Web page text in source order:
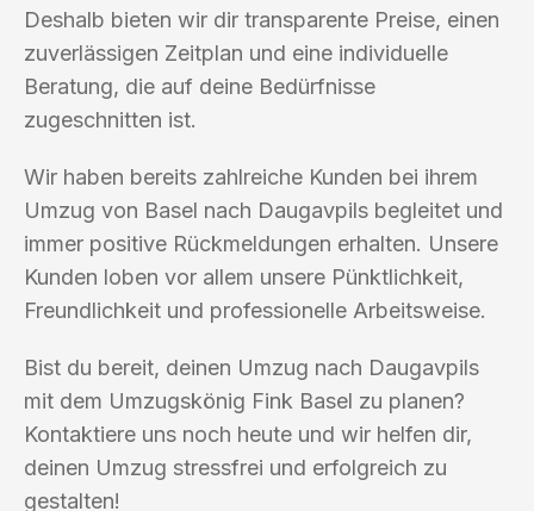
Deshalb bieten wir dir transparente Preise, einen
zuverlässigen Zeitplan und eine individuelle
Beratung, die auf deine Bedürfnisse
zugeschnitten ist.
Wir haben bereits zahlreiche Kunden bei ihrem
Umzug von Basel nach Daugavpils begleitet und
immer positive Rückmeldungen erhalten. Unsere
Kunden loben vor allem unsere Pünktlichkeit,
Freundlichkeit und professionelle Arbeitsweise.
Bist du bereit, deinen Umzug nach Daugavpils
mit dem Umzugskönig Fink Basel zu planen?
Kontaktiere uns noch heute und wir helfen dir,
deinen Umzug stressfrei und erfolgreich zu
gestalten!